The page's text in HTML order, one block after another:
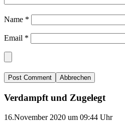
Name *
Email *
Abbrechen
Verdampft und Zugelegt
16.November 2020 um 09:44 Uhr